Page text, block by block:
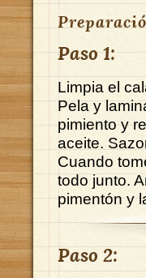
Paso 1:
Limpia el
Pela y
pimiento y
aceite.
Cuando
todo junto.
pimentón y
Paso 2: